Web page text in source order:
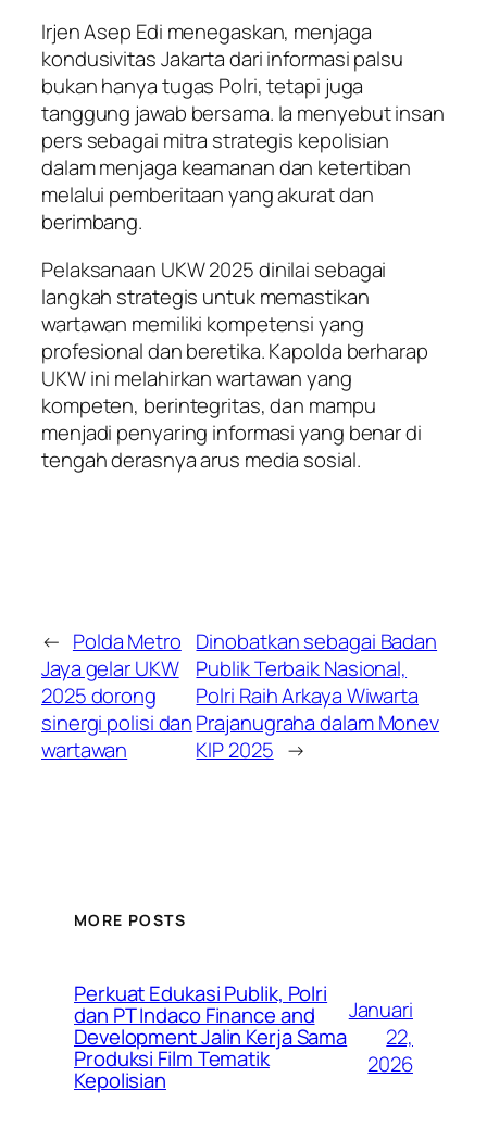
Irjen Asep Edi menegaskan, menjaga
kondusivitas Jakarta dari informasi palsu
bukan hanya tugas Polri, tetapi juga
tanggung jawab bersama. Ia menyebut insan
pers sebagai mitra strategis kepolisian
dalam menjaga keamanan dan ketertiban
melalui pemberitaan yang akurat dan
berimbang.
Pelaksanaan UKW 2025 dinilai sebagai
langkah strategis untuk memastikan
wartawan memiliki kompetensi yang
profesional dan beretika. Kapolda berharap
UKW ini melahirkan wartawan yang
kompeten, berintegritas, dan mampu
menjadi penyaring informasi yang benar di
tengah derasnya arus media sosial.
← Polda Metro
Jaya gelar UKW
2025 dorong
sinergi polisi dan
wartawan
Dinobatkan sebagai Badan
Publik Terbaik Nasional,
Polri Raih Arkaya Wiwarta
Prajanugraha dalam Monev
KIP 2025 →
MORE POSTS
Perkuat Edukasi Publik, Polri
dan PT Indaco Finance and
Development Jalin Kerja Sama
Produksi Film Tematik
Kepolisian
Januari
22,
2026